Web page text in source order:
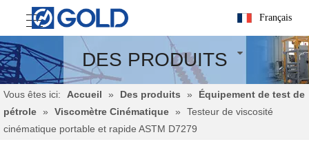
Français
DES PRODUITS
Vous êtes ici: Accueil » Des produits »
Équipement de test de
pétrole » Viscomètre Cinématique »
Testeur de viscosité
cinématique portable et rapide ASTM D7279